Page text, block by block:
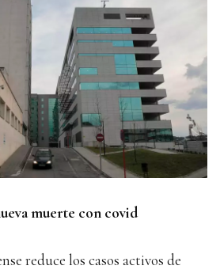
muerte con covid
reduce los casos activos de